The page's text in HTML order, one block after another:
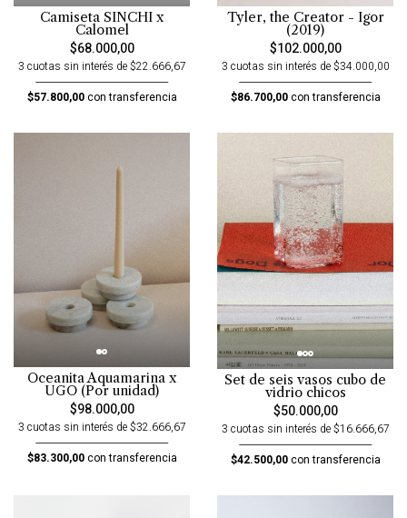
Camiseta SINCHI x
Calomel
$68.000,00
3 cuotas sin interés de $22.666,67
$57.800,00con transferencia
Tyler, the Creator - Igor
(2019)
$102.000,00
3 cuotas sin interés de $34.000,00
$86.700,00con transferencia
Oceanita Aquamarina x
UGO (Por unidad)
$98.000,00
3 cuotas sin interés de $32.666,67
$83.300,00con transferencia
Set de seis vasos cubo de
vidrio chicos
$50.000,00
3 cuotas sin interés de $16.666,67
$42.500,00con transferencia